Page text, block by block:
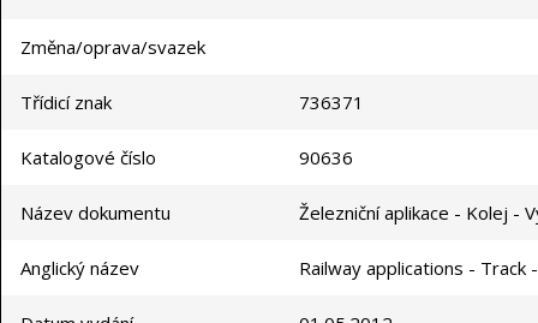
Změna/oprava/svazek
Třídicí znak 736371
Katalogové číslo 90636
Název dokumentu Železniční aplikace - Kolej -
Anglický název Railway applications - Track